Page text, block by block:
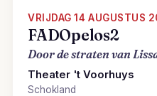
VRIJDAG 14 AUGUSTUS
FADOpelos2
Door de straten van
Theater 't Voorhuys
Schokland